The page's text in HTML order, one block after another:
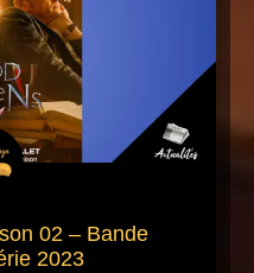
02 – Bande
2023